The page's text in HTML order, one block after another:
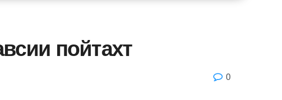
пойтахт
0